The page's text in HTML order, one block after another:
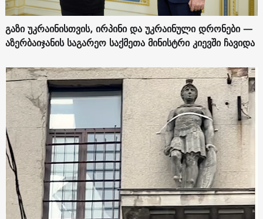
გაზი უკრაინისთვის, ირპინი და უკრაინული დრონები —
აზერბაიჯანის საგარეო საქმეთა მინისტრი კიევში ჩავიდა